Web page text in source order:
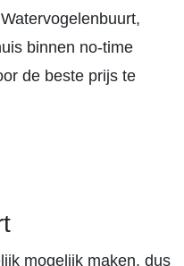
binnen no-time
de beste prijs te
mogelijk maken, dus